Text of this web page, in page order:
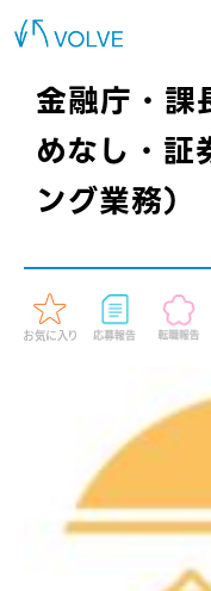
金融庁・課
めなし・証
ング業務）